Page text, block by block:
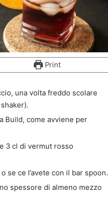
Print
una volta freddo scolare
Build, come avviene per
3 cl di vermut rosso
se ce l’avete con il bar spoon.
spessore di almeno mezzo